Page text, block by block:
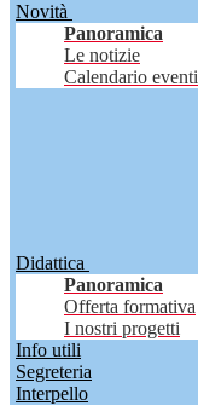
Novità
Panoramica
Le notizie
Calendario eventi
Didattica
Panoramica
Offerta formativa
I nostri progetti
Info utili
Segreteria
Interpello